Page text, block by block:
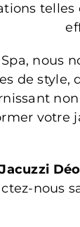
nous
de
votre
Jacuzzi
nous